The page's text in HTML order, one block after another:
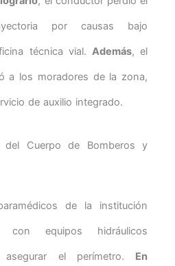
por causas bajo
técnica vial. Además, el
a los moradores de la zona,
de auxilio integrado.
del Cuerpo de Bomberos y
de la institución
con equipos hidráulicos
asegurar el perímetro. En